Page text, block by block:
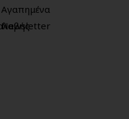
Αγαπημένα
Newsletter